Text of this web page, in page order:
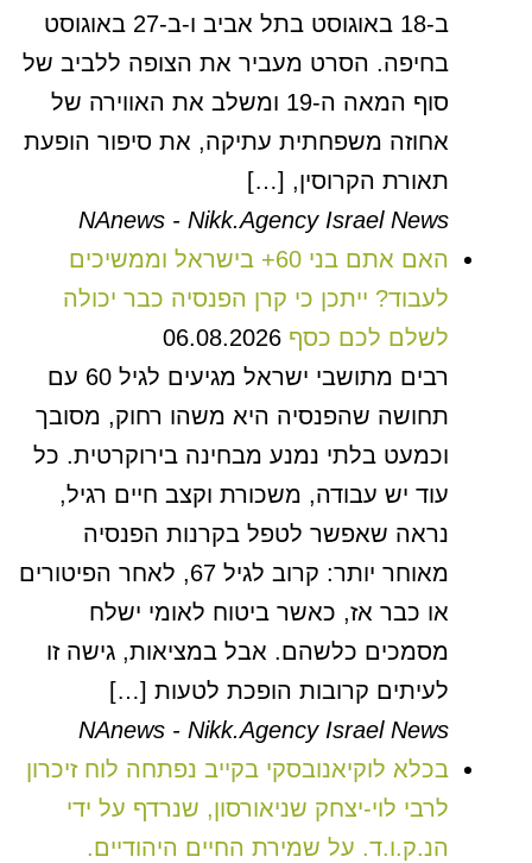
ב-18 באוגוסט בתל אביב ו-ב-27 באוגוסט
בחיפה. הסרט מעביר את הצופה ללביב של
סוף המאה ה-19 ומשלב את האווירה של
אחוזה משפחתית עתיקה, את סיפור הופעת
תאורת הקרוסין, […]
NAnews - Nikk.Agency Israel News
האם אתם בני 60+ בישראל וממשיכים
לעבוד? ייתכן כי קרן הפנסיה כבר יכולה
לשלם לכם כסף 06.08.2026
רבים מתושבי ישראל מגיעים לגיל 60 עם
תחושה שהפנסיה היא משהו רחוק, מסובך
וכמעט בלתי נמנע מבחינה בירוקרטית. כל
עוד יש עבודה, משכורת וקצב חיים רגיל,
נראה שאפשר לטפל בקרנות הפנסיה
מאוחר יותר: קרוב לגיל 67, לאחר הפיטורים
או כבר אז, כאשר ביטוח לאומי ישלח
מסמכים כלשהם. אבל במציאות, גישה זו
לעיתים קרובות הופכת לטעות […]
NAnews - Nikk.Agency Israel News
בכלא לוקיאנובסקי בקייב נפתחה לוח זיכרון
לרבי לוי-יצחק שניאורסון, שנרדף על ידי
הנ.ק.ו.ד. על שמירת החיים היהודיים.